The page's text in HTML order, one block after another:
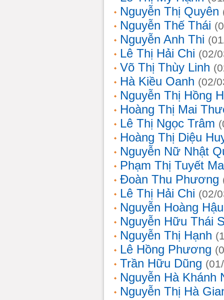
Nguyễn Thị Quyên
Nguyễn Thế Thái
Nguyễn Anh Thi
Lê Thị Hải Chi (02/
Võ Thị Thùy Linh
Hà Kiều Oanh (02/
Nguyễn Thị Hồng
Hoàng Thị Mai
Lê Thị Ngọc Trâm
Hoàng Thị Diệu
Nguyễn Nữ Nhật
Phạm Thị Tuyết
Đoàn Thu Phương
Lê Thị Hải Chi (02/
Nguyễn Hoàng Hậu
Nguyễn Hữu Thái
Nguyễn Thị Hạnh
Lê Hồng Phương
Trần Hữu Dũng
Nguyễn Hà Khánh
Nguyễn Thị Hà